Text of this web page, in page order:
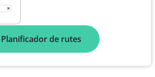
Planificador de rutes